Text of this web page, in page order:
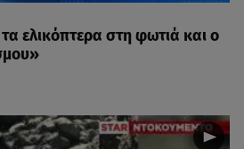
ελικόπτερα στη φωτιά και ο